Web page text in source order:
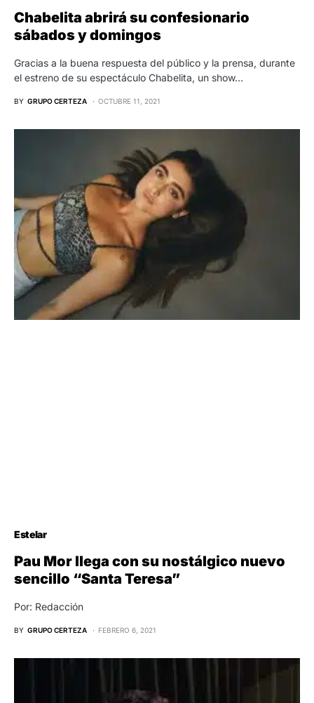
Chabelita abrirá su confesionario
sábados y domingos
Gracias a la buena respuesta del público y la prensa, durante
el estreno de su espectáculo Chabelita, un show…
BY GRUPO CERTEZA OCTUBRE 11, 2021
Estelar
Pau Mor llega con su nostálgico nuevo
sencillo “Santa Teresa”
Por: Redacción
BY GRUPO CERTEZA FEBRERO 6, 2021